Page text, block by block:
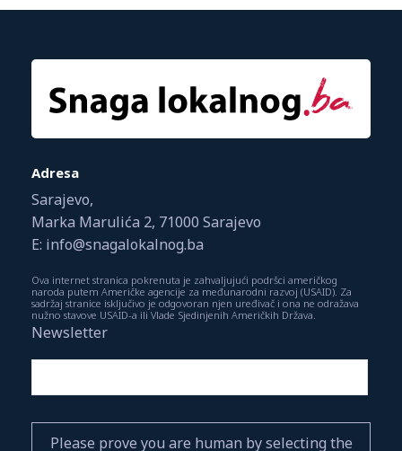
Adresa
Sarajevo,
Marka Marulića 2, 71000 Sarajevo
E: info@snagalokalnog.ba
Ova internet stranica pokrenuta je zahvaljujući podršci američkog
naroda putem Američke agencije za međunarodni razvoj (USAID). Za
sadržaj stranice isključivo je odgovoran njen uređivač i ona ne odražava
nužno stavove USAID-a ili Vlade Sjedinjenih Američkih Država.
Newsletter
Please prove you are human by selecting the